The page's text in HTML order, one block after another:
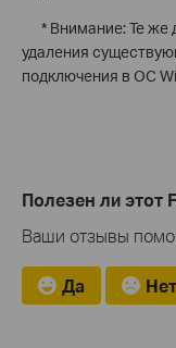
* Внимание: Те же
удаления
подключения в ОС
Полезен ли этот
Ваши отзывы
Да Нет